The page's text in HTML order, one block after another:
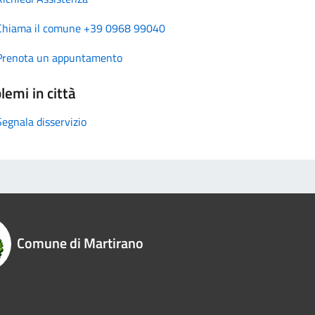
il comune +39 0968 99040
un appuntamento
in città
disservizio
Comune di Martirano